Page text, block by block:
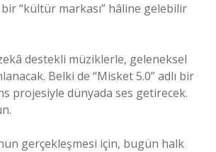
“kültür markası” hâline gelebilir
destekli müziklerle, geleneksel
Belki de “Misket 5.0” adlı bir
projesiyle dünyada ses getirecek.
gerçekleşmesi için, bugün halk